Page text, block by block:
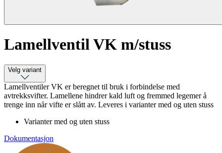
Lamellventil VK m/stuss
Velg variant
Lamellventiler VK er beregnet til bruk i forbindelse med
avtrekksvifter. Lamellene hindrer kald luft og fremmed legemer å
trenge inn når vifte er slått av. Leveres i varianter med og uten stuss
Varianter med og uten stuss
Dokumentasjon